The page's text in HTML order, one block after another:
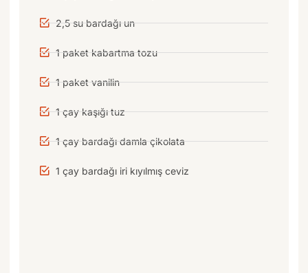
2,5 su bardağı un
1 paket kabartma tozu
1 paket vanilin
1 çay kaşığı tuz
1 çay bardağı damla çikolata
1 çay bardağı iri kıyılmış ceviz